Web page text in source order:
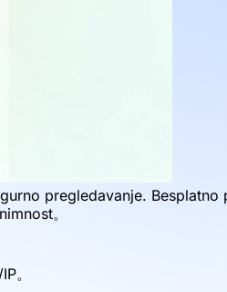
pregledavanje.
。
。